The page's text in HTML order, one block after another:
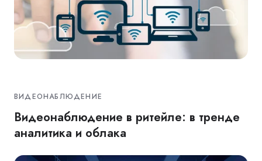
ВИДЕОНАБЛЮДЕНИЕ
Видеонаблюдение в ритейле: в тренде
аналитика и облака